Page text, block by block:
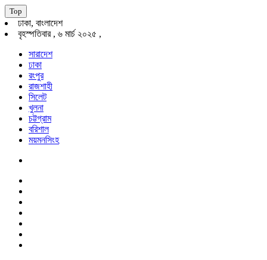
Top
ঢাকা, বাংলাদেশ
বৃহস্পতিবার , ৬ মার্চ ২০২৫ ,
সারাদেশ
ঢাকা
রংপুর
রাজশাহী
সিলেট
খুলনা
চট্টগ্রাম
বরিশাল
ময়মনসিংহ